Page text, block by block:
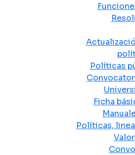
Políticas
Ficha
Políticas,